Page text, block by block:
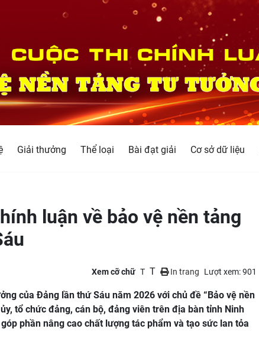
Giải thưởng Thể loại Bài đạt giải Cơ sở dữ liệu
luận về bảo vệ nền tảng
Xem cỡ chữ T T In trang Lượt xem: 901
của Đảng lần thứ Sáu năm 2026 với chủ đề “Bảo vệ nền
tổ chức đảng, cán bộ, đảng viên trên địa bàn tỉnh Ninh
phần nâng cao chất lượng tác phẩm và tạo sức lan tỏa